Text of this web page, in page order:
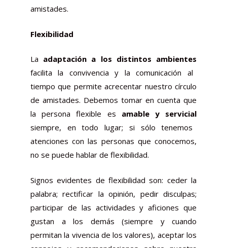
amistades.
Flexibilidad
La adaptación a los distintos ambientes
facilita la convivencia y la comunicación al
tiempo que permite acrecentar nuestro círculo
de amistades. Debemos tomar en cuenta que
la persona flexible es amable y servicial
siempre, en todo lugar; si sólo tenemos
atenciones con las personas que conocemos,
no se puede hablar de flexibilidad.
Signos evidentes de flexibilidad son: ceder la
palabra; rectificar la opinión, pedir disculpas;
participar de las actividades y aficiones que
gustan a los demás (siempre y cuando
permitan la vivencia de los valores), aceptar los